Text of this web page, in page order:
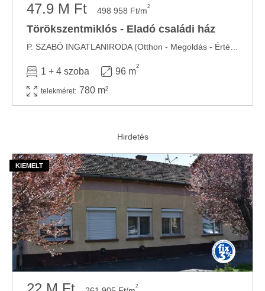
47.9 M Ft 498 958 Ft/m2
Törökszentmiklós - Eladó családi ház
1 + 4 szoba 96 m
2
telekméret: 780 m²
2